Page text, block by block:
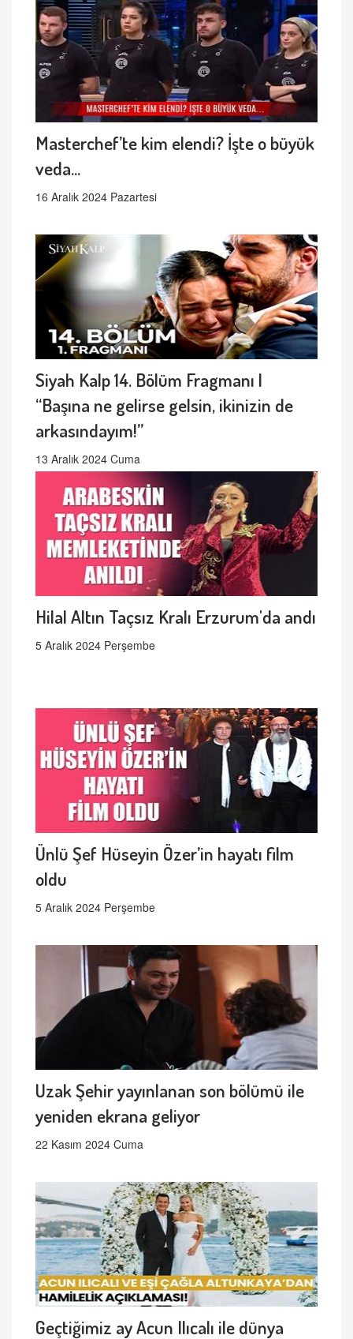
Masterchef’te kim elendi? İşte o büyük
veda...
16 Aralık 2024 Pazartesi
Siyah Kalp 14. Bölüm Fragmanı |
“Başına ne gelirse gelsin, ikinizin de
arkasındayım!”
13 Aralık 2024 Cuma
Hilal Altın Taçsız Kralı Erzurum'da andı
5 Aralık 2024 Perşembe
Ünlü Şef Hüseyin Özer’in hayatı film
oldu
5 Aralık 2024 Perşembe
Uzak Şehir yayınlanan son bölümü ile
yeniden ekrana geliyor
22 Kasım 2024 Cuma
Geçtiğimiz ay Acun Ilıcalı ile dünya